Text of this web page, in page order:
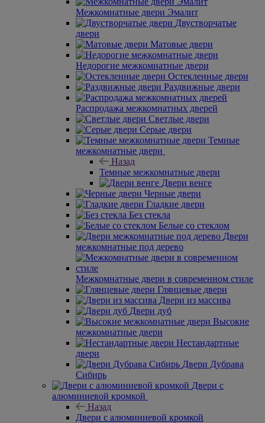
Межкомнатные двери Эмалит
Двустворчатые
двери
Матовые двери
Недорогие межкомнатные двери
Остекленные двери
Раздвижные двери
Распродажа межкомнатных дверей
Светлые двери
Серые двери
Темные
межкомнатные двери
Назад
Темные межкомнатные двери
Двери венге
Черные двери
Гладкие двери
Без стекла
Белые со стеклом
Двери
межкомнатные под дерево
Межкомнатные двери в современном стиле
Глянцевые двери
Двери из массива
Двери дуб
Высокие
межкомнатные двери
Нестандартные
двери
Двери Дубрава
Сибирь
Двери с
алюминиевой кромкой
Назад
Двери с алюминиевой кромкой